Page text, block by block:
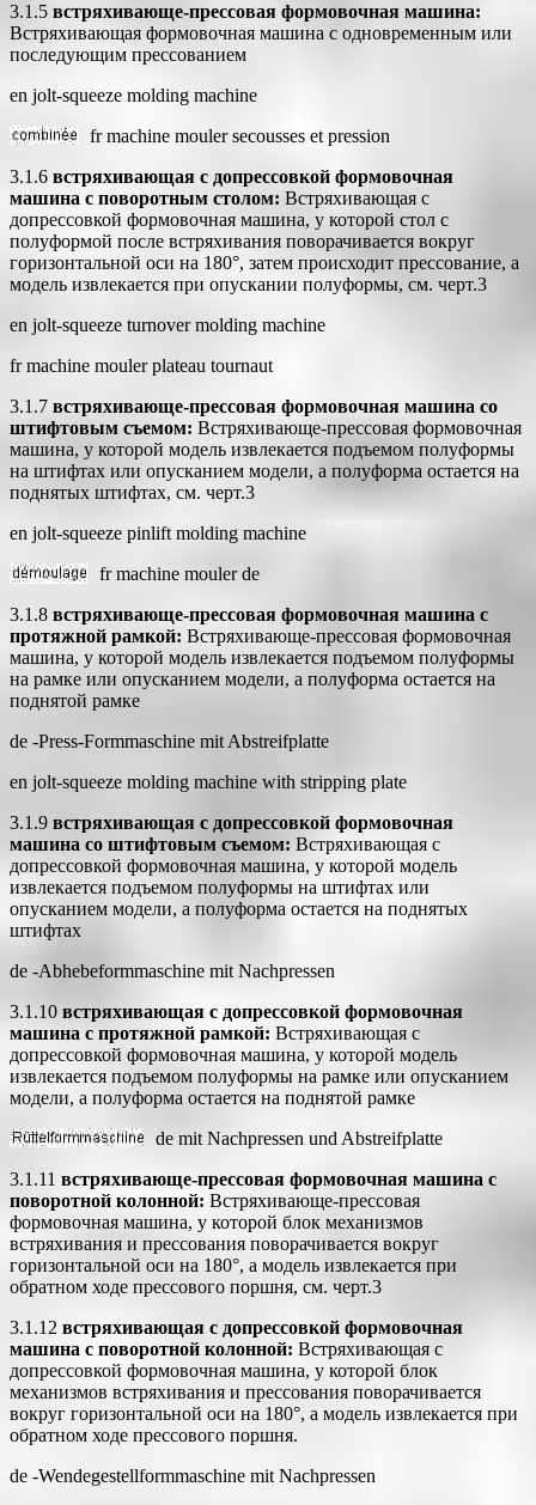
3.1.5 встряхивающе-прессовая формовочная машина:
Встряхивающая формовочная машина с одновременным или
последующим прессованием
en jolt-squeeze molding machine
fr machine mouler secousses et pression
3.1.6 встряхивающая с допрессовкой формовочная
машина с поворотным столом: Встряхивающая с
допрессовкой формовочная машина, у которой стол с
полуформой после встряхивания поворачивается вокруг
горизонтальной оси на 180°, затем происходит прессование, а
модель извлекается при опускании полуформы, см. черт.3
en jolt-squeeze turnover molding machine
fr machine mouler plateau tournaut
3.1.7 встряхивающе-прессовая формовочная машина со
штифтовым съемом: Встряхивающе-прессовая формовочная
машина, у которой модель извлекается подъемом полуформы
на штифтах или опусканием модели, а полуформа остается на
поднятых штифтах, см. черт.3
en jolt-squeeze pinlift molding machine
fr machine mouler de
3.1.8 встряхивающе-прессовая формовочная машина с
протяжной рамкой: Встряхивающе-прессовая формовочная
машина, у которой модель извлекается подъемом полуформы
на рамке или опусканием модели, а полуформа остается на
поднятой рамке
de -Press-Formmaschine mit Abstreifplatte
еn jolt-squeeze molding machine with stripping plate
3.1.9 встряхивающая с допрессовкой формовочная
машина со штифтовым съемом: Встряхивающая с
допрессовкой формовочная машина, у которой модель
извлекается подъемом полуформы на штифтах или
опусканием модели, а полуформа остается на поднятых
штифтах
de -Abhebeformmaschine mit Nachpressen
3.1.10 встряхивающая с допрессовкой формовочная
машина с протяжной рамкой: Встряхивающая с
допрессовкой формовочная машина, у которой модель
извлекается подъемом полуформы на рамке или опусканием
модели, а полуформа остается на поднятой рамке
de mit Nachpressen und Abstreifplatte
3.1.11 встряхивающе-прессовая формовочная машина с
поворотной колонной: Встряхивающе-прессовая
формовочная машина, у которой блок механизмов
встряхивания и прессования поворачивается вокруг
горизонтальной оси на 180°, а модель извлекается при
обратном ходе прессового поршня, см. черт.3
3.1.12 встряхивающая с допрессовкой формовочная
машина с поворотной колонной: Встряхивающая с
допрессовкой формовочная машина, у которой блок
механизмов встряхивания и прессования поворачивается
вокруг горизонтальной оси на 180°, а модель извлекается при
обратном ходе прессового поршня.
de -Wendegestellformmaschine mit Nachpressen